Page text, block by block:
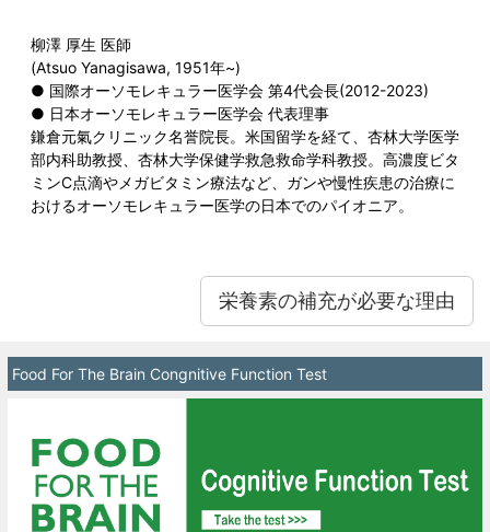
柳澤 厚生 医師
(Atsuo Yanagisawa, 1951年~)
● 国際オーソモレキュラー医学会 第4代会長(2012-2023)
● 日本オーソモレキュラー医学会 代表理事
鎌倉元氣クリニック名誉院長。米国留学を経て、杏林大学医学
部内科助教授、杏林大学保健学救急救命学科教授。高濃度ビタ
ミンC点滴やメガビタミン療法など、ガンや慢性疾患の治療に
おけるオーソモレキュラー医学の日本でのパイオニア。
栄養素の補充が必要な理由
Food For The Brain Congnitive Function Test